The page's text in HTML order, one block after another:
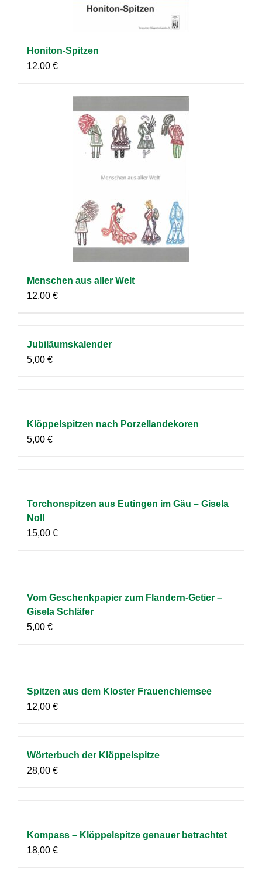
Honiton-Spitzen
12,00 €
Menschen aus aller Welt
12,00 €
Jubiläumskalender
5,00 €
Klöppelspitzen nach Porzellandekoren
5,00 €
Torchonspitzen aus Eutingen im Gäu – Gisela
Noll
15,00 €
Vom Geschenkpapier zum Flandern-Getier –
Gisela Schläfer
5,00 €
Spitzen aus dem Kloster Frauenchiemsee
12,00 €
Wörterbuch der Klöppelspitze
28,00 €
Kompass – Klöppelspitze genauer betrachtet
18,00 €